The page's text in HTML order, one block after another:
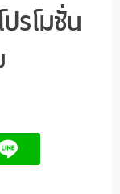
รโมชั่น